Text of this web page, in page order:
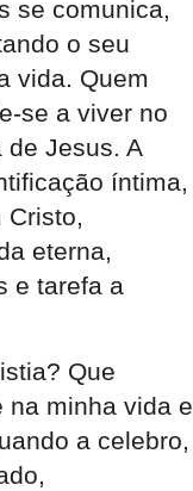
se comunica,
o seu
vida. Quem
se a viver no
Jesus. A
íntima,
Cristo,
eterna,
e tarefa a
Que
na minha vida e
a celebro,